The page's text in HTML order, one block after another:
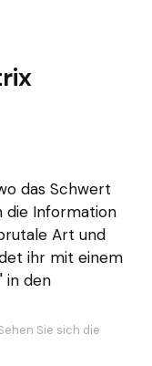
das Schwert
die Information
Art und
ihr mit einem
in den
Sie sich die